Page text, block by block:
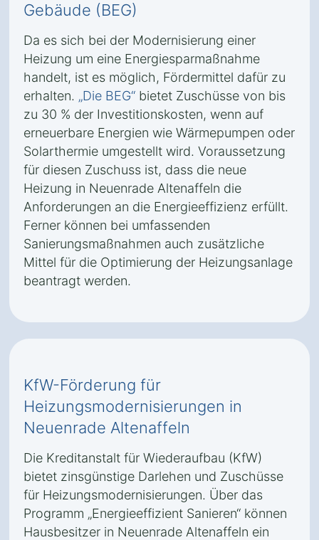
Gebäude (BEG)
Da es sich bei der Modernisierung einer
Heizung um eine Energiesparmaßnahme
handelt, ist es möglich, Fördermittel dafür zu
erhalten. „Die BEG“ bietet Zuschüsse von bis
zu 30 % der Investitionskosten, wenn auf
erneuerbare Energien wie Wärmepumpen oder
Solarthermie umgestellt wird. Voraussetzung
für diesen Zuschuss ist, dass die neue
Heizung in Neuenrade Altenaffeln die
Anforderungen an die Energieeffizienz erfüllt.
Ferner können bei umfassenden
Sanierungsmaßnahmen auch zusätzliche
Mittel für die Optimierung der Heizungsanlage
beantragt werden.
KfW-Förderung für
Heizungsmodernisierungen in
Neuenrade Altenaffeln
Die Kreditanstalt für Wiederaufbau (KfW)
bietet zinsgünstige Darlehen und Zuschüsse
für Heizungsmodernisierungen. Über das
Programm „Energieeffizient Sanieren“ können
Hausbesitzer in Neuenrade Altenaffeln ein